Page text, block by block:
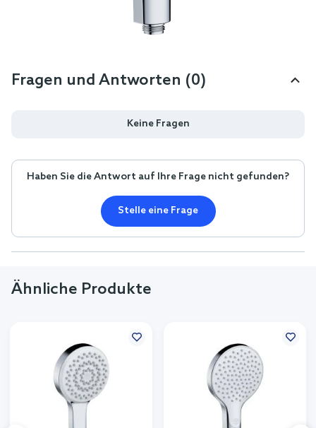
Fragen und Antworten (0)
Keine Fragen
Haben Sie die Antwort auf Ihre Frage nicht gefunden?
Stelle eine Frage
Ähnliche Produkte